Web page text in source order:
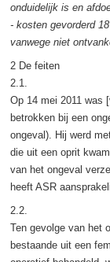
onduidelijk is en
- kosten gevorderd
vanwege niet
2 De feiten
2.1.
Op 14 mei 2011 was
betrokken bij een
ongeval). Hij werd
die uit een oprit
van het ongeval
heeft ASR
2.2.
Ten gevolge van het
bestaande uit een